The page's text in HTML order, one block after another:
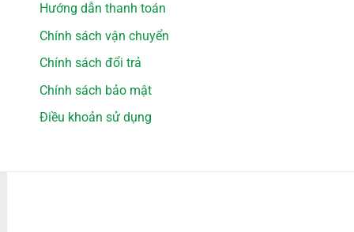
Hướng dẫn thanh toán
Chính sách vận chuyển
Chính sách đổi trả
Chính sách bảo mật
Điều khoản sử dụng